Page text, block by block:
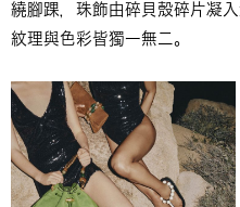
繞腳踝，珠飾由碎貝殼碎片凝
紋理與色彩皆獨一無二。